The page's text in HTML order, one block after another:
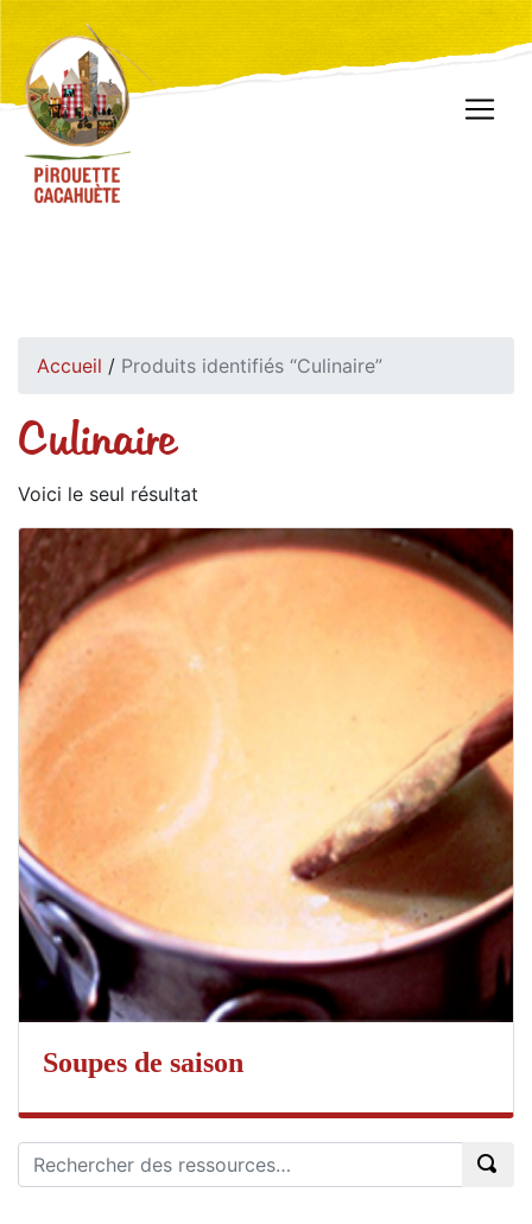
Accueil / Produits identifiés “Culinaire”
Culinaire
Voici le seul résultat
Soupes de saison